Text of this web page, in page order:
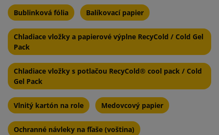
Bublinková fólia Balíkovací papier
Chladiace vložky a papierové výplne RecyCold / Cold Gel
Pack
Chladiace vložky s potlačou RecyCold® cool pack / Cold
Gel Pack
Vlnitý kartón na role Medovcový papier
Ochranné návleky na fľaše (voština)